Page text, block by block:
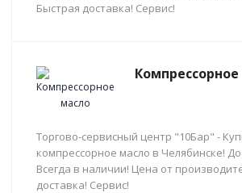
Быстрая доставка! Сервис!
Торгово-сервисный центр "10Бар" -
компрессорное масло в Челябинске!
Всегда в наличии! Цена от
доставка! Сервис!